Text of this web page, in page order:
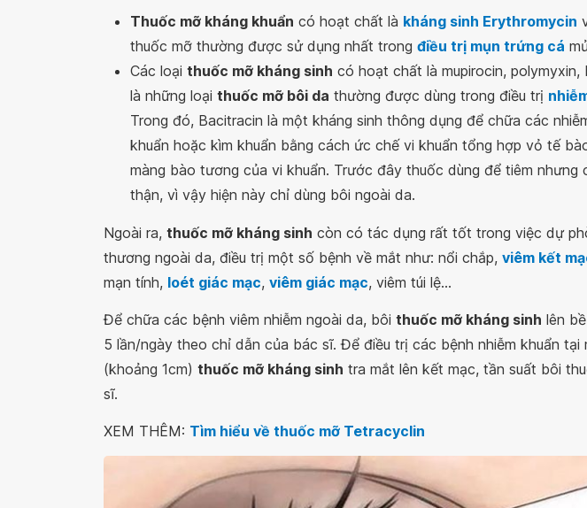
Thuốc mỡ kháng khuẩn có hoạt chất là kháng sinh Erythromycin
thuốc mỡ thường được sử dụng nhất trong điều trị mụn trứng cá
Các loại thuốc mỡ kháng sinh có hoạt chất là mupirocin, polymyxin,
là những loại thuốc mỡ bôi da thường được dùng trong điều trị
Trong đó, Bacitracin là một kháng sinh thông dụng để chữa các
khuẩn hoặc kìm khuẩn bằng cách ức chế vi khuẩn tổng hợp vỏ tế
màng bào tương của vi khuẩn. Trước đây thuốc dùng để tiêm
thận, vì vậy hiện này chỉ dùng bôi ngoài da.
Ngoài ra, thuốc mỡ kháng sinh còn có tác dụng rất tốt trong việc dự
thương ngoài da, điều trị một số bệnh về mắt như: nổi chắp, viêm kết
mạn tính, loét giác mạc, viêm giác mạc, viêm túi lệ...
Để chữa các bệnh viêm nhiễm ngoài da, bôi thuốc mỡ kháng sinh lên
5 lần/ngày theo chỉ dẫn của bác sĩ. Để điều trị các bệnh nhiễm khuẩn tại
(khoảng 1cm) thuốc mỡ kháng sinh tra mắt lên kết mạc, tần suất bôi
sĩ.
XEM THÊM: Tìm hiểu về thuốc mỡ Tetracyclin